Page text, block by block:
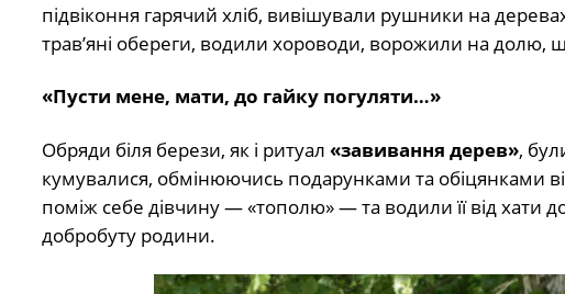
підвіконня гарячий хліб, вивішували рушники на
трав’яні обереги, водили хороводи, ворожили на долю,
«Пусти мене, мати, до гайку погуляти…»
Обряди біля берези, як і ритуал «завивання дерев»,
кумувалися, обмінюючись подарунками та обіцянками
поміж себе дівчину — «тополю» — та водили її від хати
добробуту родини.